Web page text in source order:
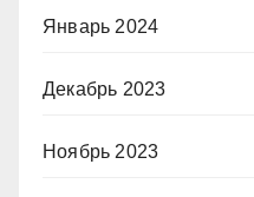
Январь 2024
Декабрь 2023
Ноябрь 2023